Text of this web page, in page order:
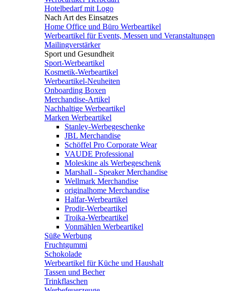
Hotelbedarf mit Logo
Nach Art des Einsatzes
Home Office und Büro Werbeartikel
Werbeartikel für Events, Messen und Veranstaltungen
Mailingverstärker
Sport und Gesundheit
Sport-Werbeartikel
Kosmetik-Werbeartikel
Werbeartikel-Neuheiten
Onboarding Boxen
Merchandise-Artikel
Nachhaltige Werbeartikel
Marken Werbeartikel
Stanley-Werbegeschenke
JBL Merchandise
Schöffel Pro Corporate Wear
VAUDE Professional
Moleskine als Werbegeschenk
Marshall - Speaker Merchandise
Wellmark Merchandise
originalhome Merchandise
Halfar-Werbeartikel
Prodir-Werbeartikel
Troika-Werbeartikel
Vonmählen Werbeartikel
Süße Werbung
Fruchtgummi
Schokolade
Werbeartikel für Küche und Haushalt
Tassen und Becher
Trinkflaschen